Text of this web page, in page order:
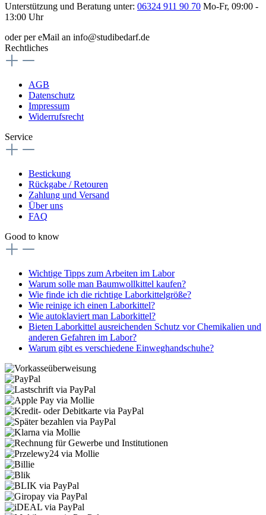
Unterstützung und Beratung unter: 06324 911 90 70 Mo-Fr, 09:00 -
13:00 Uhr
oder per eMail an info@studibedarf.de
Rechtliches
AGB
Datenschutz
Impressum
Widerrufsrecht
Service
Bestickung
Rückgabe / Retouren
Zahlung und Versand
Über uns
FAQ
Good to know
Wichtige Tipps zum Arbeiten im Labor
Warum solle man Baumwollkittel kaufen?
Wie finde ich die richtige Laborkittelgröße?
Wie reinige ich einen Laborkittel?
Wie autoklaviert man Laborkittel?
Bieten Laborkittel ausreichenden Schutz vor Chemikalien und
anderen Gefahren im Labor?
Warum gibt es verschiedene Einweghandschuhe?